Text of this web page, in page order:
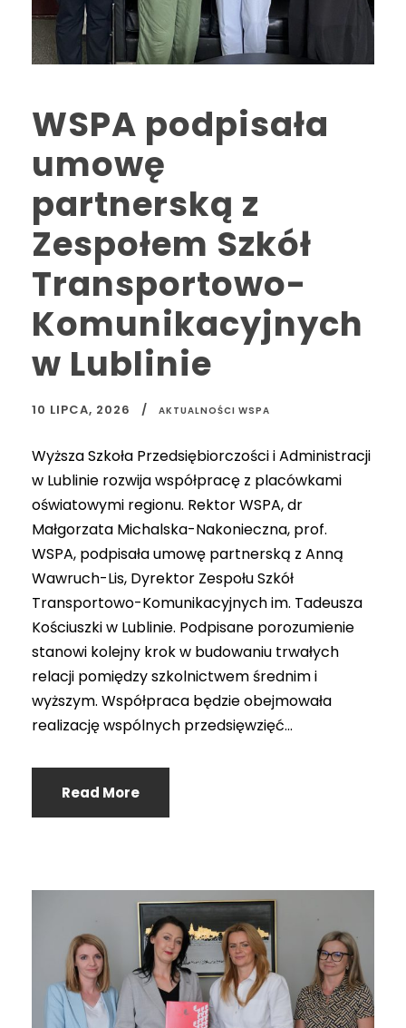
WSPA podpisała
umowę
partnerską z
Zespołem Szkół
Transportowo-
Komunikacyjnych
w Lublinie
10 LIPCA, 2026 AKTUALNOŚCI WSPA
Wyższa Szkoła Przedsiębiorczości i Administracji
w Lublinie rozwija współpracę z placówkami
oświatowymi regionu. Rektor WSPA, dr
Małgorzata Michalska-Nakonieczna, prof.
WSPA, podpisała umowę partnerską z Anną
Wawruch-Lis, Dyrektor Zespołu Szkół
Transportowo-Komunikacyjnych im. Tadeusza
Kościuszki w Lublinie. Podpisane porozumienie
stanowi kolejny krok w budowaniu trwałych
relacji pomiędzy szkolnictwem średnim i
wyższym. Współpraca będzie obejmowała
realizację wspólnych przedsięwzięć...
Read More